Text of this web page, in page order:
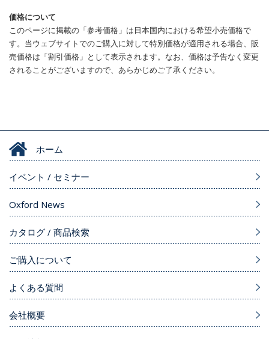
価格について
このページに掲載の「参考価格」は日本国内における希望小売価格で
す。当ウェブサイトでのご購入に対して特別価格が適用される場合、販
売価格は「割引価格」として表示されます。なお、価格は予告なく変更
されることがございますので、あらかじめご了承ください。
ホーム
イベント / セミナー
Oxford News
カタログ / 商品検索
ご購入について
よくある質問
会社概要